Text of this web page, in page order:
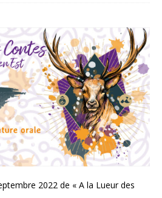
2022 de « A la Lueur des